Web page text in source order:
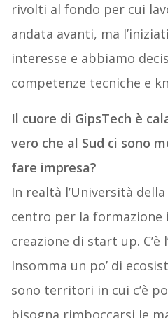
rivolti al fondo per cui
andata avanti, ma
interesse e abbiamo
competenze tecniche e
Il cuore di GipsTech è
vero che al Sud ci sono
fare impresa?
In realtà l’Università
centro per la
creazione di start up. C’è
Insomma un po’ di
sono territori in cui c’è